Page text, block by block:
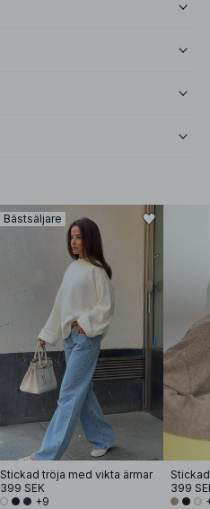
Bästsäljare
Stickad tröja med vikta ärmar
399 SEK
+9
399